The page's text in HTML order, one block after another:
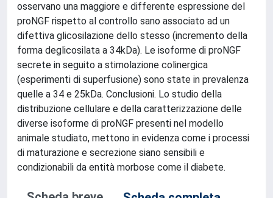
osservano una maggiore e differente espressione del
proNGF rispetto al controllo sano associato ad un
difettiva glicosilazione dello stesso (incremento della
forma deglicosilata a 34kDa). Le isoforme di proNGF
secrete in seguito a stimolazione colinergica
(esperimenti di superfusione) sono state in prevalenza
quelle a 34 e 25kDa. Conclusioni. Lo studio della
distribuzione cellulare e della caratterizzazione delle
diverse isoforme di proNGF presenti nel modello
animale studiato, mettono in evidenza come i processi
di maturazione e secrezione siano sensibili e
condizionabili da entità morbose come il diabete.